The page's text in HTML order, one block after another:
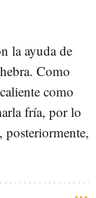
la ayuda de
Como
como
fría, por lo
posteriormente,